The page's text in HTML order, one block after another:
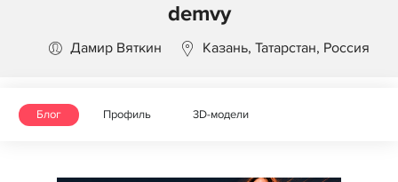
demvy
Дамир Вяткин Казань, Татарстан, Россия
Блог Профиль 3D-модели